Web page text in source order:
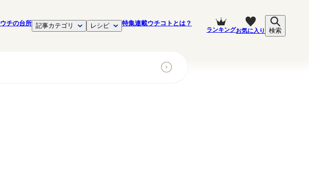
ウチの台所 記事カテゴリ レシピ 特集連載ウチコトとは？
ランキングお気に入り 検索